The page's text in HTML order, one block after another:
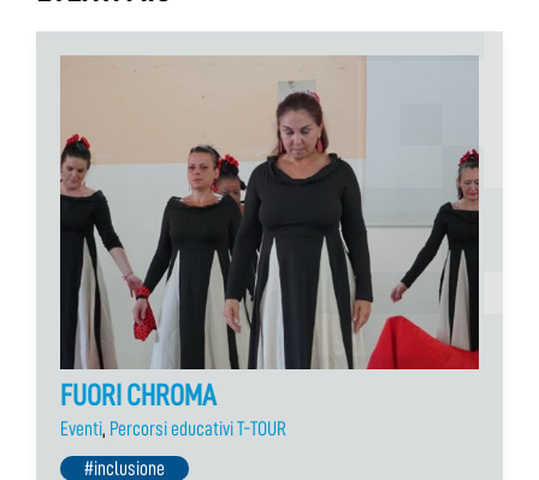
FUORI CHROMA
Eventi, Percorsi educativi T-TOUR
#inclusione